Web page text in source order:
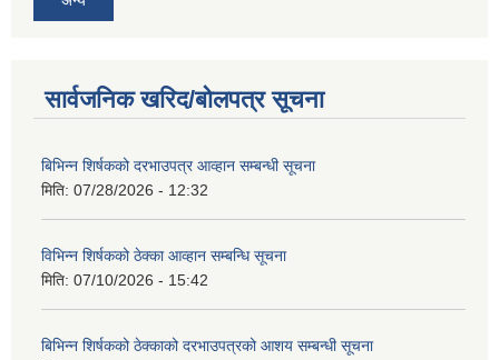
सार्वजनिक खरिद/बोलपत्र सूचना
बिभिन्‍न शिर्षकको दरभाउपत्र आव्हान सम्बन्धी सूचना
मिति: 07/28/2026 - 12:32
विभिन्न शिर्षकको ठेक्का आव्हान सम्बन्धि सूचना
मिति: 07/10/2026 - 15:42
बिभिन्‍न शिर्षकको ठेक्काको दरभाउपत्रको आशय सम्बन्धी सूचना